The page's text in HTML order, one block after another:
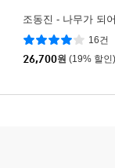
조동진 - 나무가 되어
16건
26,700원 (19% 할인)